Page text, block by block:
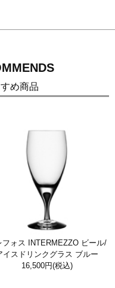
め商品
フォス INTERMEZZO ビール/
イスドリンクグラス ブルー
16,500円(税込)